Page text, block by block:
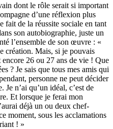
dont le rôle serait si important
d’une réflexion plus
fait de la réussite sociale en tant
son autobiographie, juste un
l’ensemble de son œuvre : «
création. Mais, si je pouvais
26 ou 27 ans de vie ! Que
? Je sais que tous mes amis qui
personne ne peut décider
Je n’ai qu’un idéal, c’est de
Et lorsque je ferai mon
déjà un ou deux chef-
moment, sous les acclamations
! »